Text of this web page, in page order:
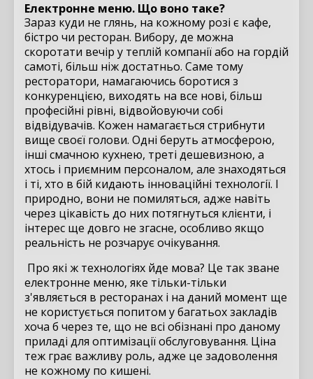
Електронне меню. Що воно таке?
Зараз куди не глянь, на кожному розі є кафе,
бістро чи ресторан. Вибору, де можна
скоротати вечір у теплій компанії або на гордій
самоті, більш ніж достатньо. Саме тому
ресторатори, намагаючись боротися з
конкуренцією, виходять на все нові, більш
професійні рівні, відвойовуючи собі
відвідувачів. Кожен намагається стрибнути
вище своєї голови. Одні беруть атмосферою,
інші смачною кухнею, треті дешевизною, а
хтось і приємним персоналом, але знаходяться
і ті, хто в бій кидають інноваційні технології. І
природно, вони не помиляться, адже навіть
через цікавість до них потягнуться клієнти, і
інтерес ще довго не згасне, особливо якщо
реальність не розчарує очікування.
Про які ж технологіях йде мова? Це так зване
електронне меню, яке тільки-тільки
з'являється в ресторанах і на даний момент ще
не користується попитом у багатьох закладів
хоча б через те, що не всі обізнані про даному
приладі для оптимізації обслуговування. Ціна
теж грає важливу роль, адже це задоволення
не кожному по кишені.